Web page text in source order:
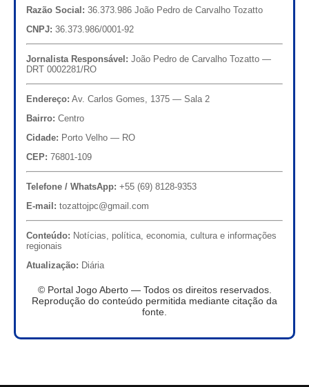
Razão Social: 36.373.986 João Pedro de Carvalho Tozatto
CNPJ: 36.373.986/0001-92
Jornalista Responsável: João Pedro de Carvalho Tozatto —
DRT 0002281/RO
Endereço: Av. Carlos Gomes, 1375 — Sala 2
Bairro: Centro
Cidade: Porto Velho — RO
CEP: 76801-109
Telefone / WhatsApp: +55 (69) 8128-9353
E-mail: tozattojpc@gmail.com
Conteúdo: Notícias, política, economia, cultura e informações
regionais
Atualização: Diária
© Portal Jogo Aberto — Todos os direitos reservados.
Reprodução do conteúdo permitida mediante citação da
fonte.